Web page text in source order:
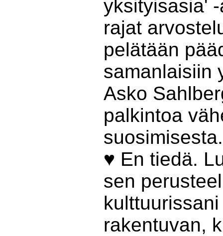
yksityisasia'
rajat
pelätään
samanlaisiin
Asko
palkintoa
suosimisesta.
♥ En tiedä.
sen
rakentuvan,